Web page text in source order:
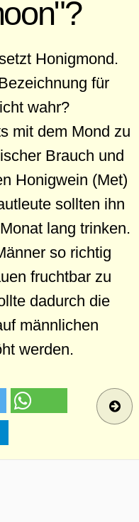
Honigmond.
für
wahr?
mit dem Mond zu
Brauch und
Honigwein (Met)
sollten ihn
lang trinken.
so richtig
fruchtbar zu
dadurch die
männlichen
werden.